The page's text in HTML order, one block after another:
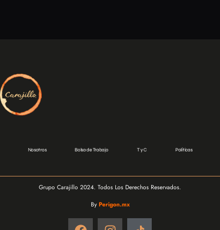
Nosotros Bolsa de Trabajo T y C Políticas
Grupo Carajillo 2024. Todos Los Derechos Reservados.
By Perigon.mx